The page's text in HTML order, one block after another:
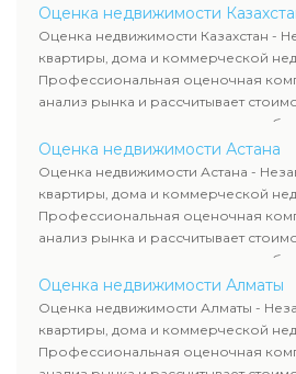
определяют рыночную стоимость
рассчитывают ущерб. Все отчеты
требованиям законодательства и
сделок, кредитования и судебных
Оценка недвижимости
Оценка недвижимости Казахстан -
квартиры, дома и коммерческой
Профессиональная оценочная
анализ рынка и рассчитывает
продажи, ипотеки, аренды и
недвижимости включает
гарантирует объективные
используются для банков, судов и
всему Казахстану.
Оценка недвижимости Астана
Оценка недвижимости Астана -
квартиры, дома и коммерческой
Профессиональная оценочная
анализ рынка и рассчитывает
продажи, ипотеки, аренды и
недвижимости включает
гарантирует объективные
используются для банков, судов и
всему Казахстану.
Оценка недвижимости Алматы
Оценка недвижимости Алматы -
квартиры, дома и коммерческой
Профессиональная оценочная